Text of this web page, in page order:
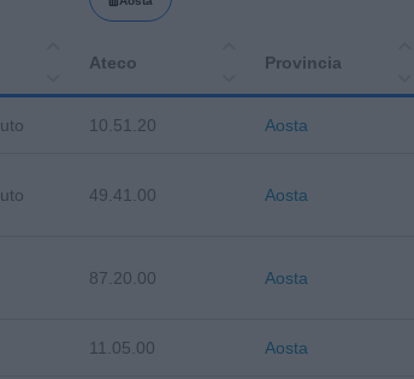
Ateco Provincia
10.51.20 Aosta
49.41.00 Aosta
87.20.00 Aosta
11.05.00 Aosta